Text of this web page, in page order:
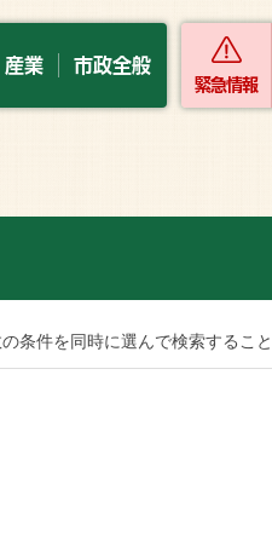
産業 市政全般
緊急情報
件を同時に選んで検索すること